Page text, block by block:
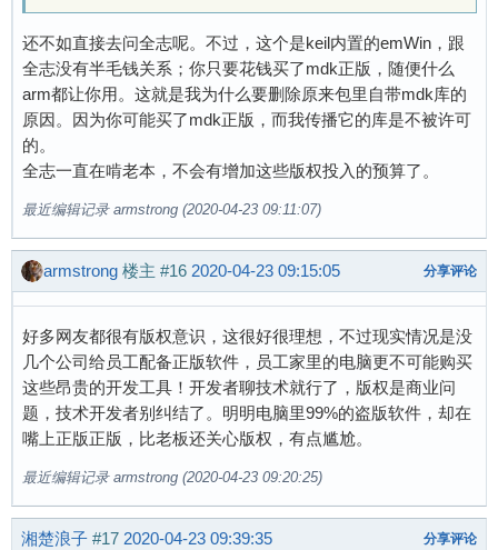
还不如直接去问全志呢。不过，这个是keil内置的emWin，跟
全志没有半毛钱关系；你只要花钱买了mdk正版，随便什么
arm都让你用。这就是我为什么要删除原来包里自带mdk库的
原因。因为你可能买了mdk正版，而我传播它的库是不被许可
的。
全志一直在啃老本，不会有增加这些版权投入的预算了。
最近编辑记录 armstrong (2020-04-23 09:11:07)
armstrong 楼主 #16 2020-04-23 09:15:05 分享评论
好多网友都很有版权意识，这很好很理想，不过现实情况是没
几个公司给员工配备正版软件，员工家里的电脑更不可能购买
这些昂贵的开发工具！开发者聊技术就行了，版权是商业问
题，技术开发者别纠结了。明明电脑里99%的盗版软件，却在
嘴上正版正版，比老板还关心版权，有点尴尬。
最近编辑记录 armstrong (2020-04-23 09:20:25)
湘楚浪子 #17 2020-04-23 09:39:35 分享评论